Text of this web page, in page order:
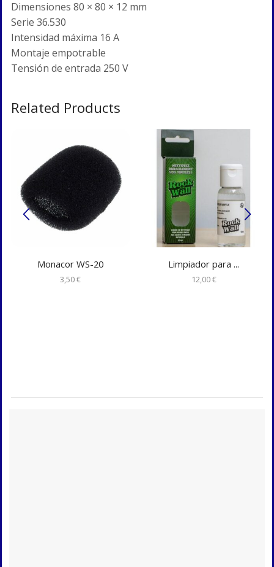
Dimensiones 80 × 80 × 12 mm
Serie 36.530
Intensidad máxima 16 A
Montaje empotrable
Tensión de entrada 250 V
Related Products
Monacor WS-20
3,50€
Limpiador para ...
12,00€